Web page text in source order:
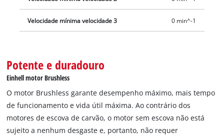
Velocidade mínima velocidade 3 0 min^-1
Potente e duradouro
Einhell motor Brushless
O motor Brushless garante desempenho máximo, mais tempo
de funcionamento e vida útil máxima. Ao contrário dos
motores de escova de carvão, o motor sem escova não está
sujeito a nenhum desgaste e, portanto, não requer